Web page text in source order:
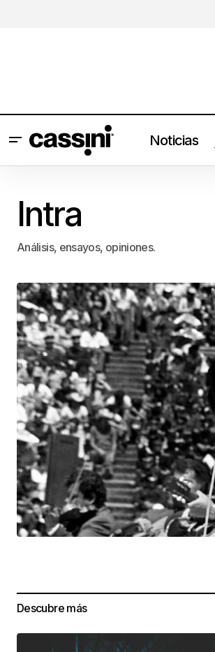
Noticias
Intra
Análisis, ensayos, opiniones.
Descubre más